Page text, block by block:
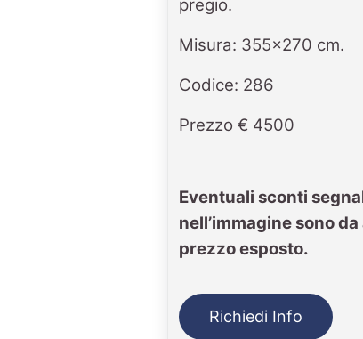
pregio.
Misura: 355x270 cm.
Codice: 286
Prezzo € 4500
Eventuali sconti
nell’immagine sono
prezzo esposto.
Richiedi Info